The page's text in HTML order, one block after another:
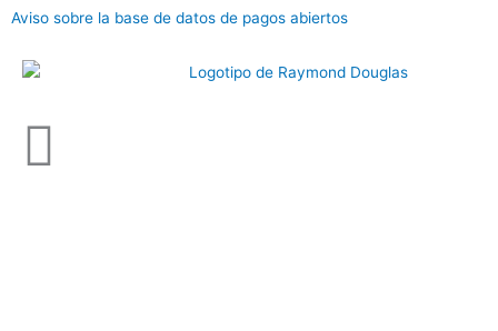
contenido
Aviso sobre la base de datos de pagos abiertos